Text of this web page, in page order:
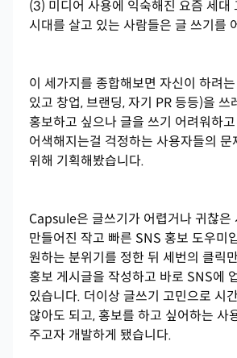
(3) 미디어 사용에 익숙해진 요즘 세대
시대를 살고 있는 사람들은 글 쓰기를
이 세가지를 종합해보면 자신이 하려
있고 창업, 브랜딩, 자기 PR 등등)을 쓰
홍보하고 싶으나 글을 쓰기 어려워하
어색해지는걸 걱정하는 사용자들의 문
위해 기획해봤습니다.
Capsule은 글쓰기가 어렵거나 귀찮은
만들어진 작고 빠른 SNS 홍보 도우미
원하는 분위기를 정한 뒤 세번의 클릭
홍보 게시글을 작성하고 바로 SNS에
있습니다. 더이상 글쓰기 고민으로 시
않아도 되고, 홍보를 하고 싶어하는 사
주고자 개발하게 됐습니다.